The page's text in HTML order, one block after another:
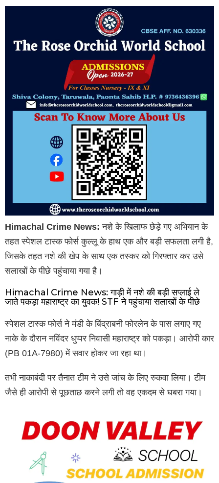
Himachal Crime News: नशे के खिलाफ छेड़े गए अभियान के
तहत स्पेशल टास्क फोर्स कुल्लू के हाथ एक और बड़ी सफलता लगी है,
जिसके तहत नशे की खेप के साथ एक तस्कर को गिरफ्तार कर उसे
सलाखों के पीछे पहुंचाया गया है।
Himachal Crime News: गाड़ी में नशे की बड़ी सप्लाई ले
जाते पकड़ा महाराष्ट्र का युवक! STF ने पहुंचाया सलाखों के पीछे
स्पेशल टास्क फोर्स ने मंडी के बिंद्राबनी फोरलेन के पास लगाए गए
नाके के दौरान नविंदर धुप्पर निवासी महाराष्ट्र को पकड़ा। आरोपी कार
(PB 01A-7980) में सवार होकर जा रहा था।
तभी नाकाबंदी पर तैनात टीम ने उसे जांच के लिए रुकवा लिया। टीम
जैसे ही आरोपी से पूछताछ करने लगी तो वह एकदम से घबरा गया।